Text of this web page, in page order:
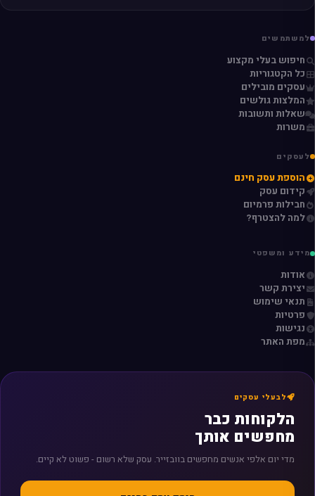
למשתמשים
חיפוש בעלי מקצוע
כל הקטגוריות
עסקים מובילים
המלצות גולשים
שאלות ותשובות
משרות
לעסקים
הוספת עסק חינם
קידום עסק
חבילות פרמיום
למה להצטרף?
מידע ומשפטי
אודות
יצירת קשר
תנאי שימוש
פרטיות
נגישות
מפת האתר
לבעלי עסקים
הלקוחות כבר
מחפשים אותך
מדי יום אלפי אנשים מחפשים בוובזייר. עסק שלא רשום - פשוט לא קיים.